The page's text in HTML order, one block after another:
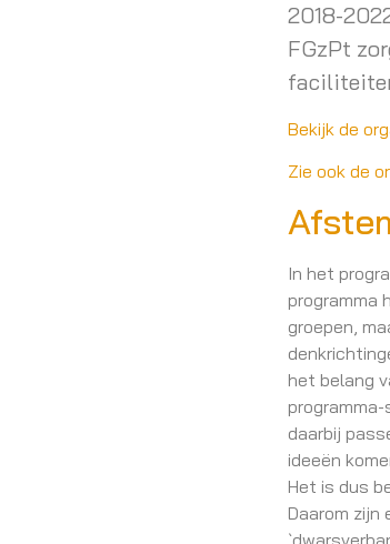
2018-
FGzPt
Bekijk de
Zie ook de
In het
programma
groepen,
het belang
daarbij
ideeën
Het is dus
Daarom zijn